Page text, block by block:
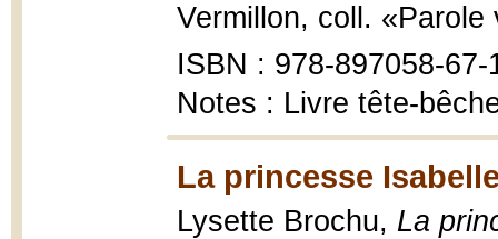
Vermillon, coll.
ISBN : 978-897058-67-
Notes : Livre tête-
La princesse
Lysette Brochu, La